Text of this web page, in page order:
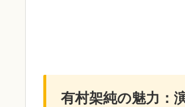
有村架純の魅力：